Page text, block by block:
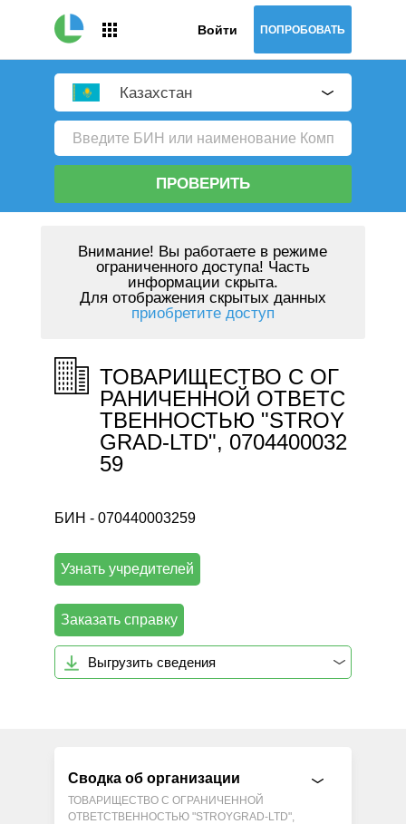
Войти ПОПРОБОВАТЬ
Казахстан
ПРОВЕРИТЬ
Внимание! Вы работаете в режиме
ограниченного доступа! Часть
информации скрыта.
Для отображения скрытых данных
приобретите доступ
ТОВАРИЩЕСТВО С ОГ
РАНИЧЕННОЙ ОТВЕТС
ТВЕННОСТЬЮ "STROY
GRAD-LTD", 0704400032
59
БИН - 070440003259
Узнать учредителей
Заказать справку
Выгрузить сведения
Сводка об организации
ТОВАРИЩЕСТВО С ОГРАНИЧЕННОЙ
ОТВЕТСТВЕННОСТЬЮ "STROYGRAD-LTD",